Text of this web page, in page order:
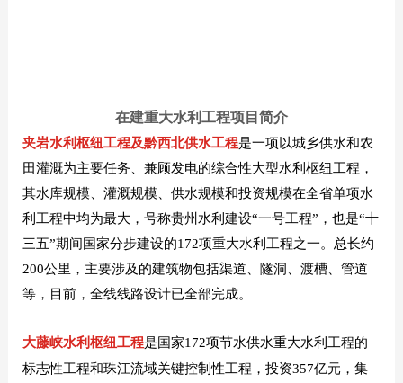
在建重大水利工程项目简介
夹岩水利枢纽工程及黔西北供水工程是一项以城乡供水和农
田灌溉为主要任务、兼顾发电的综合性大型水利枢纽工程，
其水库规模、灌溉规模、供水规模和投资规模在全省单项水
利工程中均为最大，号称贵州水利建设“一号工程”，也是“十
三五”期间国家分步建设的172项重大水利工程之一。总长约
200公里，主要涉及的建筑物包括渠道、隧洞、渡槽、管道
等，目前，全线线路设计已全部完成。
大藤峡水利枢纽工程是国家172项节水供水重大水利工程的
标志性工程和珠江流域关键控制性工程，投资357亿元，集